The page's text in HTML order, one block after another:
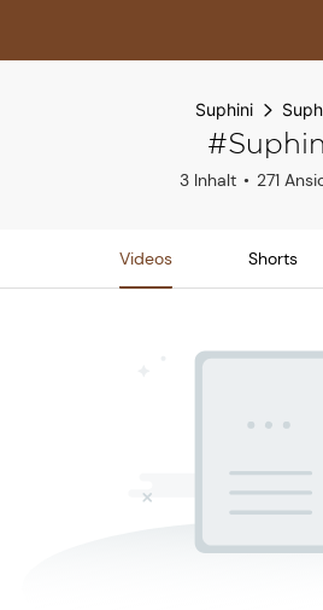
Suphini
3 Inhalt 271
Videos Shorts